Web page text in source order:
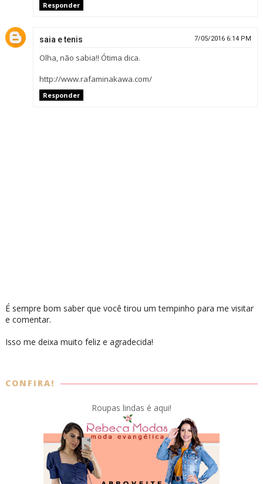
Responder
saia e tenis 7/05/2016 6:14 PM
Olha, não sabia!! Ótima dica.
http://www.rafaminakawa.com/
Responder
É sempre bom saber que você tirou um tempinho para me visitar
e comentar.
Isso me deixa muito feliz e agradecida!
CONFIRA!
Roupas lindas é aqui!